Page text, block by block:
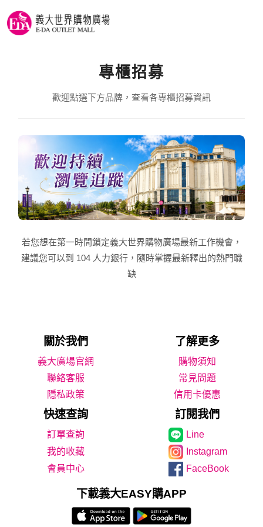
專櫃招募
歡迎點選下方品牌，查看各專櫃招募資訊
若您想在第一時間鎖定義大世界購物廣場最新工作機會，
建議您可以到 104 人力銀行，隨時掌握最新釋出的熱門職
缺
關於我們 了解更多
義大廣場官網
購物須知
聯絡客服
常見問題
隱私政策
信用卡優惠
快速查詢 訂閱我們
Line
我的收藏
Instagram
會員中心
FaceBook
下載義大EASY購APP